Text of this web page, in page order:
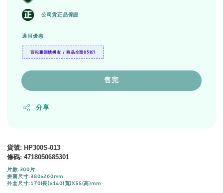
公司貨正品保證
適用優惠
百耘圖回饋拼友 / 商品全面85折!
售完
分享
貨號: HP300S-013
條碼: 4718050685301
片數:300片
拼圖尺寸:380x260mm
外盒尺寸:170(長)x140(寬)X55(高)mm